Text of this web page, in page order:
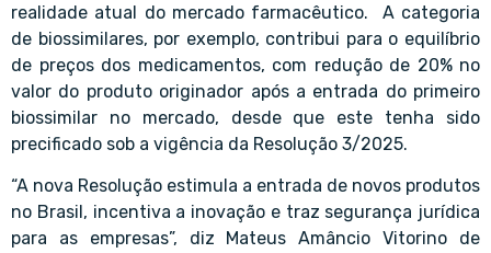
realidade atual do mercado farmacêutico. A categoria
de biossimilares, por exemplo, contribui para o equilíbrio
de preços dos medicamentos, com redução de 20% no
valor do produto originador após a entrada do primeiro
biossimilar no mercado, desde que este tenha sido
precificado sob a vigência da Resolução 3/2025.
“A nova Resolução estimula a entrada de novos produtos
no Brasil, incentiva a inovação e traz segurança jurídica
para as empresas”, diz Mateus Amâncio Vitorino de